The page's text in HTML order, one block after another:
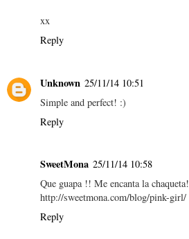
xx
Reply
Unknown 25/11/14 10:51
Simple and perfect! :)
Reply
SweetMona 25/11/14 10:58
Que guapa !! Me encanta la chaqueta!
http://sweetmona.com/blog/pink-girl/
Reply